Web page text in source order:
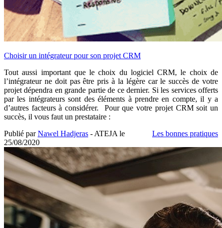
Choisir un intégrateur pour son projet CRM
Tout aussi important que le choix du logiciel CRM, le choix de
l’intégrateur ne doit pas être pris à la légère car le succès de votre
projet dépendra en grande partie de ce dernier. Si les services offerts
par les intégrateurs sont des éléments à prendre en compte, il y a
d’autres facteurs à considérer. Pour que votre projet CRM soit un
succès, il vous faut un prestataire :
Les bonnes pratiques
Publié parNawel Hadjeras - ATEJA le
25/08/2020